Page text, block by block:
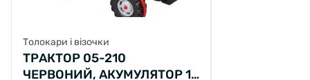
Толокари і візочки
ТРАКТОР 05-210
ЧЕРВОНИЙ, АКУМУЛЯТОР 12